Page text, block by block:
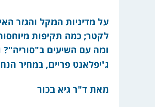
על מדיניות המקל והגזר
ומה עם השיעים ב"סוריה"?
ג'יפלאנט פריים, במחיר
מאת ד"ר גיא בכור